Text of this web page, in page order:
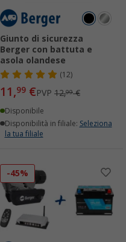
Giunto di sicurezza
Berger con battuta e
asola olandese
(12)
11,99 €PVP 12,99€
Disponibile
Disponibilità in filiale: Seleziona
la tua filiale
-45%